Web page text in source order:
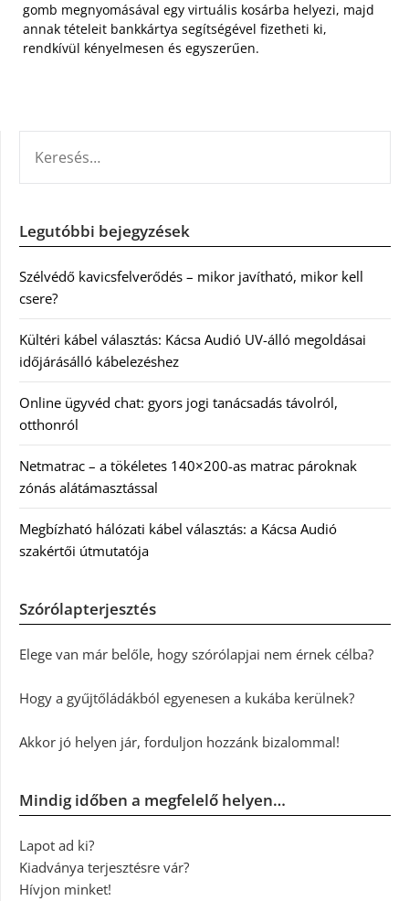
gomb megnyomásával egy virtuális kosárba helyezi, majd
annak tételeit bankkártya segítségével fizetheti ki,
rendkívül kényelmesen és egyszerűen.
Legutóbbi bejegyzések
Szélvédő kavicsfelverődés – mikor javítható, mikor kell
csere?
Kültéri kábel választás: Kácsa Audió UV-álló megoldásai
időjárásálló kábelezéshez
Online ügyvéd chat: gyors jogi tanácsadás távolról,
otthonról
Netmatrac – a tökéletes 140×200-as matrac pároknak
zónás alátámasztással
Megbízható hálózati kábel választás: a Kácsa Audió
szakértői útmutatója
Szórólapterjesztés
Elege van már belőle, hogy szórólapjai nem érnek célba?
Hogy a gyűjtőládákból egyenesen a kukába kerülnek?
Akkor jó helyen jár, forduljon hozzánk bizalommal!
Mindig időben a megfelelő helyen…
Lapot ad ki?
Kiadványa terjesztésre vár?
Hívjon minket!